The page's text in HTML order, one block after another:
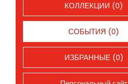
КОЛЛЕКЦИИ (0)
СОБЫТИЯ (0)
ИЗБРАННЫЕ (0)